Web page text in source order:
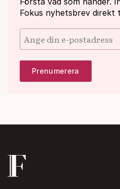
Fokus nyhetsbrev direkt